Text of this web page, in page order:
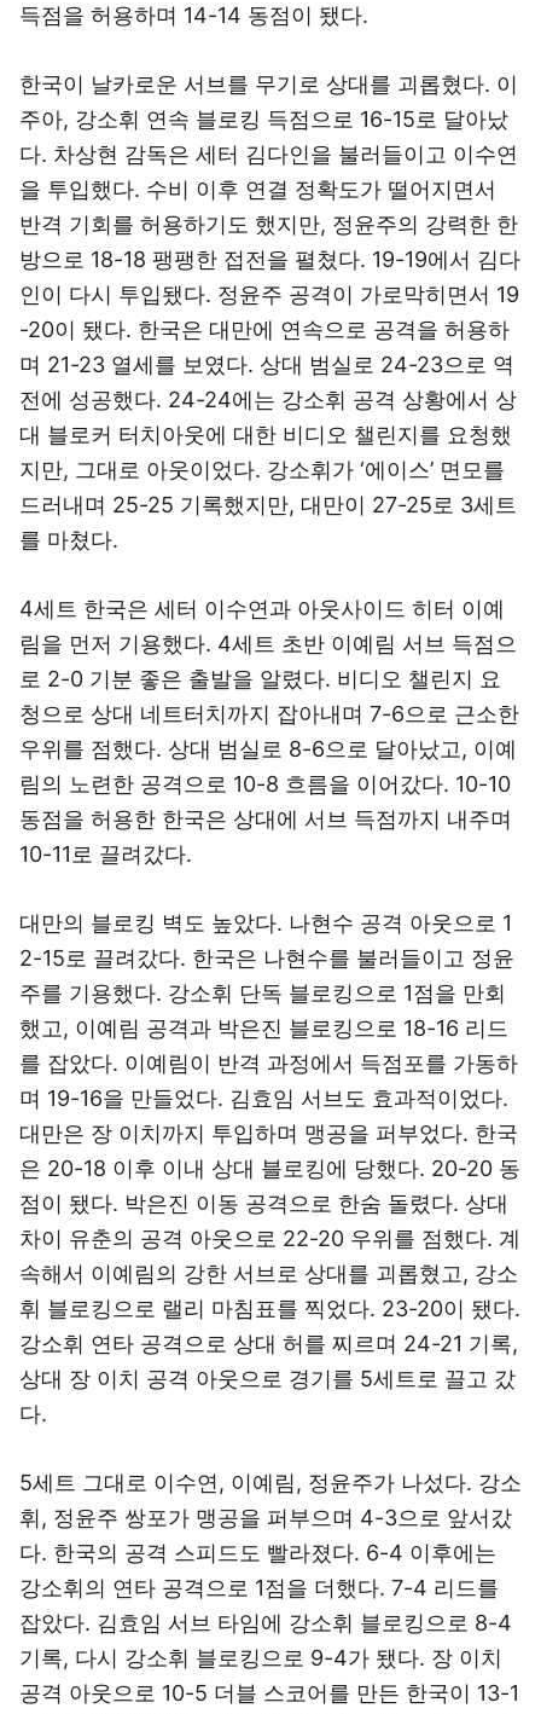
득점을 허용하며 14-14 동점이 됐다.
한국이 날카로운 서브를 무기로 상대를 괴롭혔다. 이
주아, 강소휘 연속 블로킹 득점으로 16-15로 달아났
다. 차상현 감독은 세터 김다인을 불러들이고 이수연
을 투입했다. 수비 이후 연결 정확도가 떨어지면서
반격 기회를 허용하기도 했지만, 정윤주의 강력한 한
방으로 18-18 팽팽한 접전을 펼쳤다. 19-19에서 김다
인이 다시 투입됐다. 정윤주 공격이 가로막히면서 19
-20이 됐다. 한국은 대만에 연속으로 공격을 허용하
며 21-23 열세를 보였다. 상대 범실로 24-23으로 역
전에 성공했다. 24-24에는 강소휘 공격 상황에서 상
대 블로커 터치아웃에 대한 비디오 챌린지를 요청했
지만, 그대로 아웃이었다. 강소휘가 ‘에이스’ 면모를
드러내며 25-25 기록했지만, 대만이 27-25로 3세트
를 마쳤다.
4세트 한국은 세터 이수연과 아웃사이드 히터 이예
림을 먼저 기용했다. 4세트 초반 이예림 서브 득점으
로 2-0 기분 좋은 출발을 알렸다. 비디오 챌린지 요
청으로 상대 네트터치까지 잡아내며 7-6으로 근소한
우위를 점했다. 상대 범실로 8-6으로 달아났고, 이예
림의 노련한 공격으로 10-8 흐름을 이어갔다. 10-10
동점을 허용한 한국은 상대에 서브 득점까지 내주며
10-11로 끌려갔다.
대만의 블로킹 벽도 높았다. 나현수 공격 아웃으로 1
2-15로 끌려갔다. 한국은 나현수를 불러들이고 정윤
주를 기용했다. 강소휘 단독 블로킹으로 1점을 만회
했고, 이예림 공격과 박은진 블로킹으로 18-16 리드
를 잡았다. 이예림이 반격 과정에서 득점포를 가동하
며 19-16을 만들었다. 김효임 서브도 효과적이었다.
대만은 장 이치까지 투입하며 맹공을 퍼부었다. 한국
은 20-18 이후 이내 상대 블로킹에 당했다. 20-20 동
점이 됐다. 박은진 이동 공격으로 한숨 돌렸다. 상대
차이 유춘의 공격 아웃으로 22-20 우위를 점했다. 계
속해서 이예림의 강한 서브로 상대를 괴롭혔고, 강소
휘 블로킹으로 랠리 마침표를 찍었다. 23-20이 됐다.
강소휘 연타 공격으로 상대 허를 찌르며 24-21 기록,
상대 장 이치 공격 아웃으로 경기를 5세트로 끌고 갔
다.
5세트 그대로 이수연, 이예림, 정윤주가 나섰다. 강소
휘, 정윤주 쌍포가 맹공을 퍼부으며 4-3으로 앞서갔
다. 한국의 공격 스피드도 빨라졌다. 6-4 이후에는
강소휘의 연타 공격으로 1점을 더했다. 7-4 리드를
잡았다. 김효임 서브 타임에 강소휘 블로킹으로 8-4
기록, 다시 강소휘 블로킹으로 9-4가 됐다. 장 이치
공격 아웃으로 10-5 더블 스코어를 만든 한국이 13-1